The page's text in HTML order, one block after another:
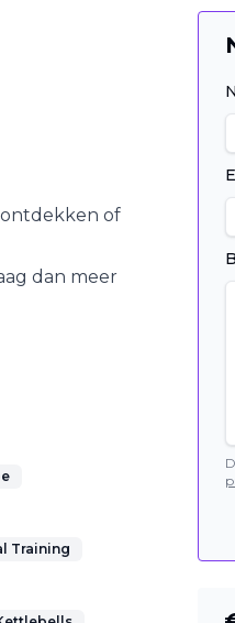
of
dan meer
Training